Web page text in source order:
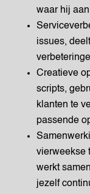
waar hij
issues,
Creatieve
scripts,
klanten te
passende
vierweekse
werkt
jezelf